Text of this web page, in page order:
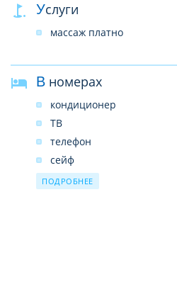
Услуги
массаж платно
В номерах
кондиционер
ТВ
телефон
сейф
мини-бар (вода бесплатно)
ПОДРОБНЕЕ